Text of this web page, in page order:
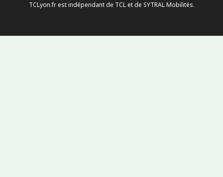
TCLyon.fr est indépendant de TCL et de SYTRAL Mobilités.